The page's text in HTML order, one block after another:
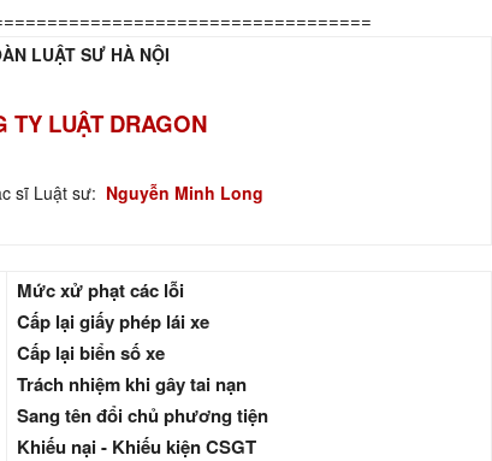
LUẬT SƯ HÀ NỘI
TY LUẬT DRAGON
sĩ Luật sư: Nguyễn Minh Long
Mức xử phạt các lỗi
Cấp lại giấy phép lái xe
Cấp lại biển số xe
Trách nhiệm khi gây tai nạn
Sang tên đổi chủ phương tiện
Khiếu nại - Khiếu kiện CSGT